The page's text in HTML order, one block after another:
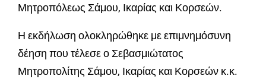
Μητροπόλεως Σάμου, Ικαρίας και Κορσεών.
Η εκδήλωση ολοκληρώθηκε με επιμνημόσυνη
δέηση που τέλεσε ο Σεβασμιώτατος
Μητροπολίτης Σάμου, Ικαρίας και Κορσεών κ.κ.